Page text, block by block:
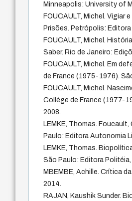
Minneapolis: University of
FOUCAULT, Michel. Vigiar
Prisões. Petrópolis:
FOUCAULT, Michel.
Saber. Rio de Janeiro:
FOUCAULT, Michel. Em
de France (1975-1976).
FOUCAULT, Michel.
Collège de France (1977-
2008.
LEMKE, Thomas.
Paulo: Editora Autonomia
LEMKE, Thomas.
São Paulo: Editora Politéia,
MBEMBE, Achille. Crítica
2014.
RAJAN, Kaushik Sunder.